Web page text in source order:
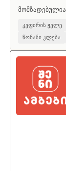
მომზადებულია
კეფირის ჟელე
წონაში კლება